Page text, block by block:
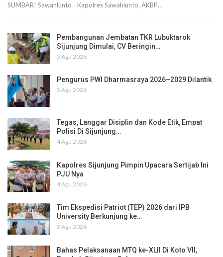
SUMBAR| Sawahlunto - Kapolres Sawahlunto, AKBP…
Pembangunan Jembatan TKR Lubuktarok
Sijunjung Dimulai, CV Beringin…
5 Agu 2026
Pengurus PWI Dharmasraya 2026–2029 Dilantik
5 Agu 2026
Tegas, Langgar Disiplin dan Kode Etik, Empat
Polisi Di Sijunjung…
4 Agu 2026
Kapolres Sijunjung Pimpin Upacara Sertijab Ini
PJU Nya
4 Agu 2026
Tim Ekspedisi Patriot (TEP) 2026 dari IPB
University Berkunjung ke…
3 Agu 2026
Bahas Pelaksanaan MTQ ke-XLII Di Koto VII,